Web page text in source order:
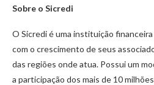
Sobre o Sicredi
O Sicredi é uma instituição
com o crescimento de seus
das regiões onde atua. Possui um
a participação dos mais de 10